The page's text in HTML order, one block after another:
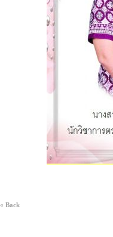
« Back